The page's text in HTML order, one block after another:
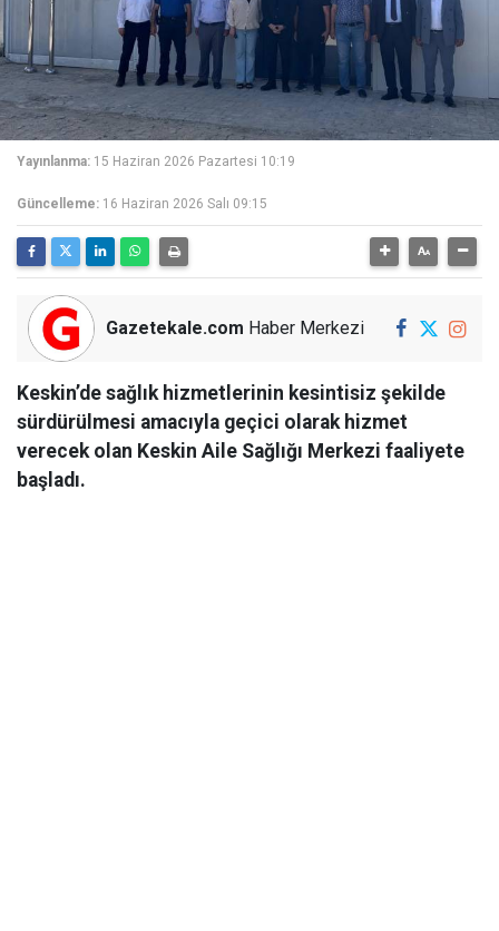
Yayınlanma: 15 Haziran 2026 Pazartesi 10:19
Güncelleme: 16 Haziran 2026 Salı 09:15
Gazetekale.com Haber Merkezi
Keskin’de sağlık hizmetlerinin kesintisiz şekilde
sürdürülmesi amacıyla geçici olarak hizmet
verecek olan Keskin Aile Sağlığı Merkezi faaliyete
başladı.